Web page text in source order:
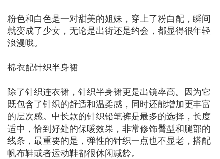
粉色和白色是一对甜美的姐妹，穿上了粉白配，瞬间
就变成了少女，无论是出街还是约会，都显得很年轻
浪漫哦。
棉衣配针织半身裙
除了针织连衣裙，针织半身裙更是出镜率高。因为它
既包含了针织的舒适和温柔感，同时还能增加更丰富
的层次感。中长款的针织铅笔裤是最多的选择，长度
适中，恰到好处的保暖效果，非常修饰臀型和腿部的
线条，最重要的是，弹性的针织一点也不显老，搭配
帆布鞋或者运动鞋都很休闲减龄。